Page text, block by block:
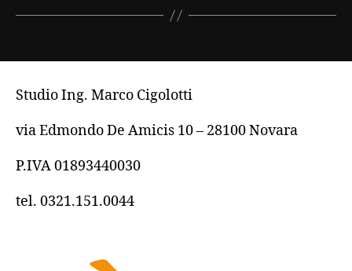
Studio Ing. Marco Cigolotti
via Edmondo De Amicis 10 – 28100 Novara
P.IVA 01893440030
tel. 0321.151.0044